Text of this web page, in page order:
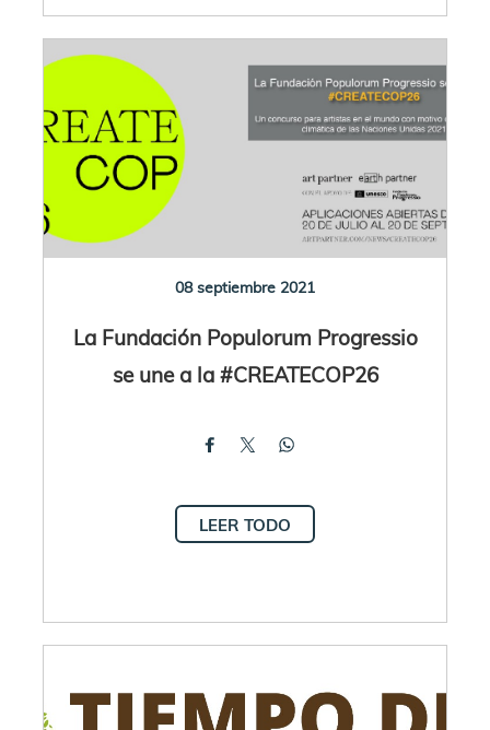
08 septiembre 2021
La Fundación Populorum Progressio
se une a la #CREATECOP26
LEER TODO